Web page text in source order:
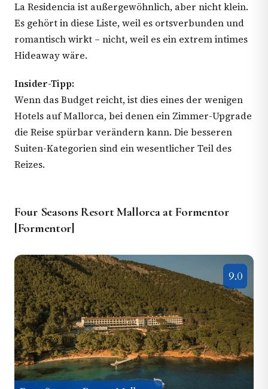
La Residencia ist außergewöhnlich, aber nicht klein.
Es gehört in diese Liste, weil es ortsverbunden und
romantisch wirkt – nicht, weil es ein extrem intimes
Hideaway wäre.
Insider-Tipp:
Wenn das Budget reicht, ist dies eines der wenigen
Hotels auf Mallorca, bei denen ein Zimmer-Upgrade
die Reise spürbar verändern kann. Die besseren
Suiten-Kategorien sind ein wesentlicher Teil des
Reizes.
Four Seasons Resort Mallorca at Formentor
[Formentor]